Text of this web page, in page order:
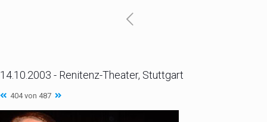
14.10.2003 - Renitenz-Theater, Stuttgart
404 von 487